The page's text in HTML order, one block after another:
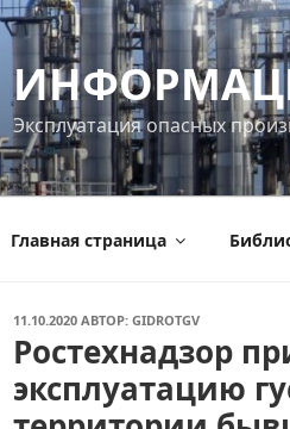
Эксплуатация опасных
Главная страница
ОПУБЛИКОВАНО
11.10.2020 АВТОР: GIDROTGV
Ростехнадзор
эксплуатацию